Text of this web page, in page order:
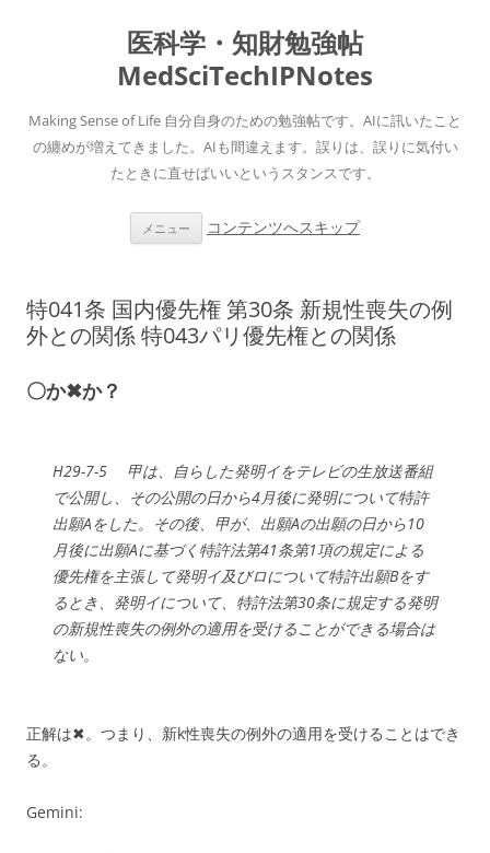
医科学・知財勉強帖
MedSciTechIPNotes
Making Sense of Life 自分自身のための勉強帖です。AIに訊いたこと
の纏めが増えてきました。AIも間違えます。誤りは、誤りに気付い
たときに直せばいいというスタンスです。
メニュー コンテンツへスキップ
特041条 国内優先権 第30条 新規性喪失の例
外との関係 特043パリ優先権との関係
〇か✖か？
H29-7-5 甲は、自らした発明イをテレビの生放送番組
で公開し、その公開の日から4月後に発明について特許
出願Aをした。その後、甲が、出願Aの出願の日から10
月後に出願Aに基づく特許法第41条第1項の規定による
優先権を主張して発明イ及びロについて特許出願Bをす
るとき、発明イについて、特許法第30条に規定する発明
の新規性喪失の例外の適用を受けることができる場合は
ない。
正解は✖。つまり、新k性喪失の例外の適用を受けることはでき
る。
Gemini: